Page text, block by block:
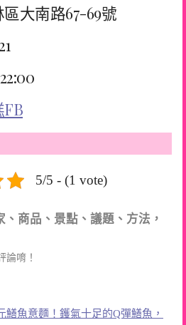
大南路67-69號
5/5 - (1 vote)
、商品、景點、議題、方法，
論唷！
鱔魚意麵！鑊氣十足的Q彈鱔魚，